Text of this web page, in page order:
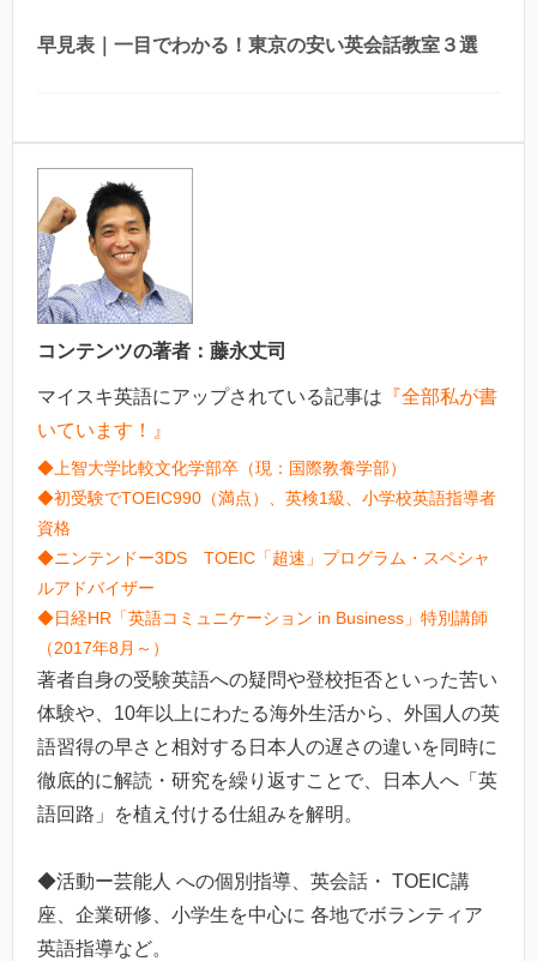
早見表｜一目でわかる！東京の安い英会話教室３選
コンテンツの著者： 藤永丈司
マイスキ英語にアップされている記事は 『全部私が書
いています！』
◆上智大学比較文化学部卒（現：国際教養学部）
◆初受験でTOEIC990（満点）、英検1級、小学校英語指導者
資格
◆ニンテンドー3DS TOEIC「超速」プログラム・スペシャ
ルアドバイザー
◆日経HR「英語コミュニケーション in Business」特別講師
（2017年8月～）
著者自身の受験英語への疑問や登校拒否といった苦い
体験や、10年以上にわたる海外生活から、外国人の英
語習得の早さと相対する日本人の遅さの違いを同時に
徹底的に解読・研究を繰り返すことで、日本人へ「英
語回路」を植え付ける仕組みを解明。
◆活動ー芸能人 への個別指導、英会話・ TOEIC講
座、企業研修、小学生を中心に 各地でボランティア
英語指導など。